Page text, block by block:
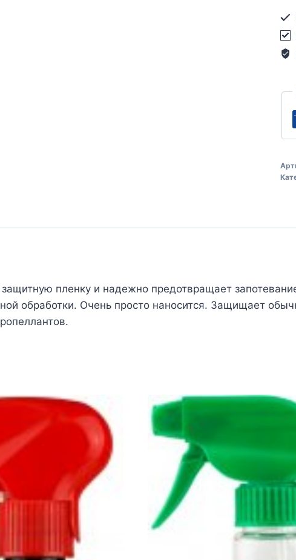
пленку и надежно предотвращает
обработки. Очень просто наносится. Защищает